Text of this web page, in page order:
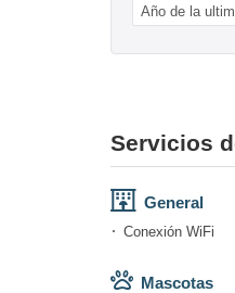
Año de la
Servicios
General
Conexión WiFi
Mascotas